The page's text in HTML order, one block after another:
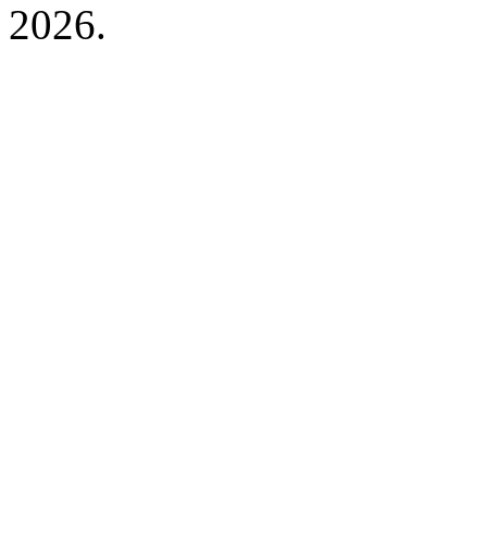
2026.